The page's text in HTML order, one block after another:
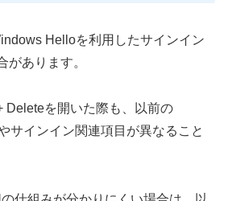
Helloを利用したサインイン
があります。
Deleteを開いた際も、以前の
サインイン関連項目が異なること